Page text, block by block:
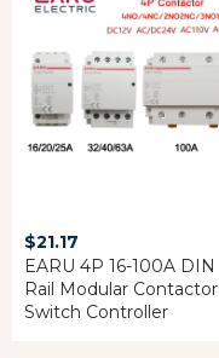
$21.17
EARU 4P 16-100A DIN
Rail Modular Contactor
Switch Controller